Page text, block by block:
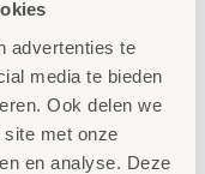
advertenties te
media te bieden
Ook delen we
met onze
en analyse. Deze
circulaire
OneWood-lijn
hout.
het